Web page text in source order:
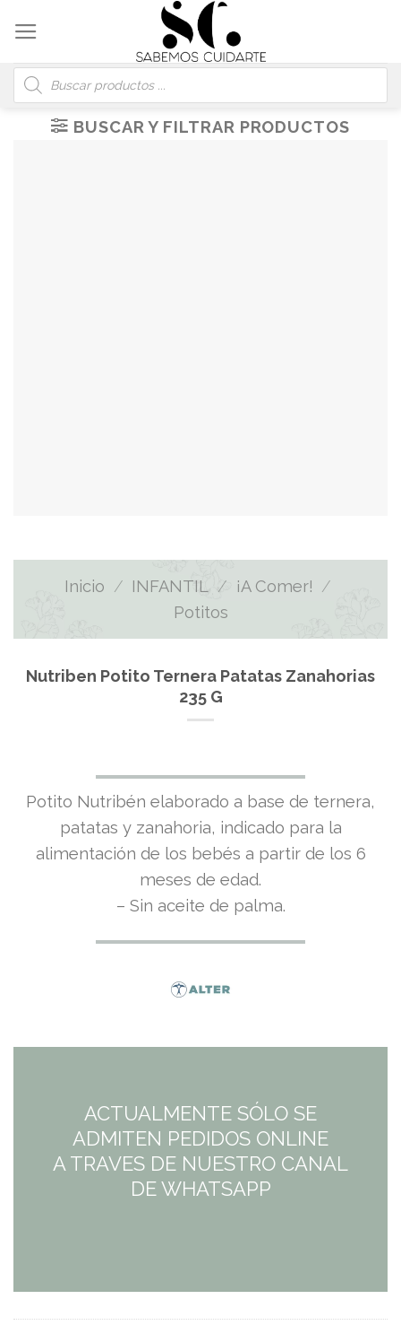
content
Búsqueda
de
productos
BUSCAR Y FILTRAR PRODUCTOS
Inicio / INFANTIL / ¡A Comer! /
Potitos
Nutriben Potito Ternera Patatas Zanahorias
235 G
Potito Nutribén elaborado a base de ternera,
patatas y zanahoria, indicado para la
alimentación de los bebés a partir de los 6
meses de edad.
– Sin aceite de palma.
ACTUALMENTE SÓLO SE
ADMITEN PEDIDOS ONLINE
A TRAVES DE NUESTRO CANAL
DE WHATSAPP